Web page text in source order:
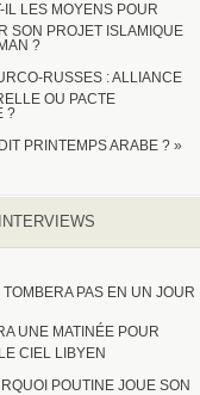
IL LES MOYENS POUR
SON PROJET ISLAMIQUE
?
RUSSES : ALLIANCE
OU PACTE
?
PRINTEMPS ARABE ? »
INTERVIEWS
PAS EN UN JOUR
UNE MATINÉE POUR
CIEL LIBYEN
POUTINE JOUE SON